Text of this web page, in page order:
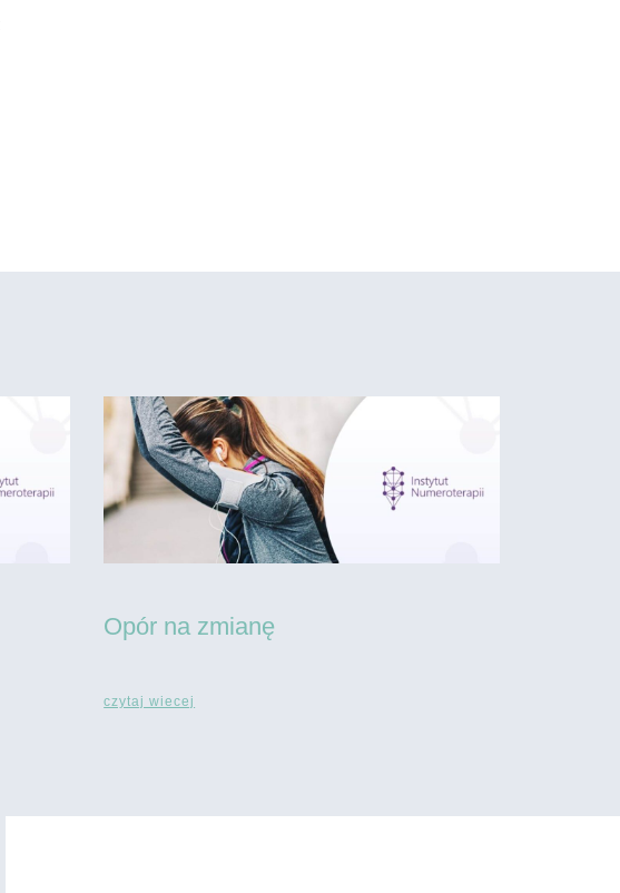
Opór na zmianę
czytaj wiecej